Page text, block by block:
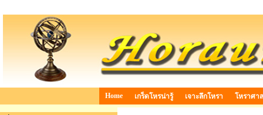
Home เกร็ดโหรน่ารู้ เจาะลึกโหรา โหราศา